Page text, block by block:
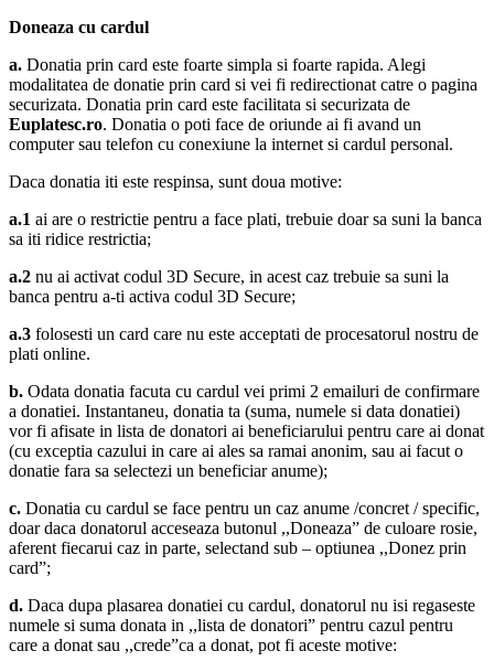
Doneaza cu cardul
a. Donatia prin card este foarte simpla si foarte rapida. Alegi
modalitatea de donatie prin card si vei fi redirectionat catre o pagina
securizata. Donatia prin card este facilitata si securizata de
Euplatesc.ro. Donatia o poti face de oriunde ai fi avand un
computer sau telefon cu conexiune la internet si cardul personal.
Daca donatia iti este respinsa, sunt doua motive:
a.1 ai are o restrictie pentru a face plati, trebuie doar sa suni la banca
sa iti ridice restrictia;
a.2 nu ai activat codul 3D Secure, in acest caz trebuie sa suni la
banca pentru a-ti activa codul 3D Secure;
a.3 folosesti un card care nu este acceptati de procesatorul nostru de
plati online.
b. Odata donatia facuta cu cardul vei primi 2 emailuri de confirmare
a donatiei. Instantaneu, donatia ta (suma, numele si data donatiei)
vor fi afisate in lista de donatori ai beneficiarului pentru care ai donat
(cu exceptia cazului in care ai ales sa ramai anonim, sau ai facut o
donatie fara sa selectezi un beneficiar anume);
c. Donatia cu cardul se face pentru un caz anume /concret / specific,
doar daca donatorul acceseaza butonul ,,Doneaza” de culoare rosie,
aferent fiecarui caz in parte, selectand sub – optiunea ,,Donez prin
card”;
d. Daca dupa plasarea donatiei cu cardul, donatorul nu isi regaseste
numele si suma donata in ,,lista de donatori” pentru cazul pentru
care a donat sau ,,crede”ca a donat, pot fi aceste motive: